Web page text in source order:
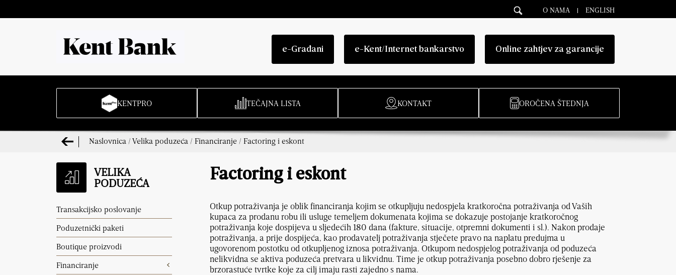
O NAMA ENGLISH
e-Građani e-Kent/Internet bankarstvo Online zahtjev za garancije
KENTPRO TEČAJNA LISTA KONTAKT OROČENA ŠTEDNJA
Naslovnica / Velika poduzeća / Financiranje / Factoring i eskont
VELIKA
PODUZEĆA
Transakcijsko poslovanje
Poduzetnički paketi
Boutique proizvodi
Financiranje
Factoring i eskont
Otkup potraživanja je oblik financiranja kojim se otkupljuju nedospjela kratkoročna potraživanja od Vaših
kupaca za prodanu robu ili usluge temeljem dokumenata kojima se dokazuje postojanje kratkoročnog
potraživanja koje dospijeva u sljedećih 180 dana (fakture, situacije, otpremni dokumenti i sl.). Nakon prodaje
potraživanja, a prije dospijeća, kao prodavatelj potraživanja stječete pravo na naplatu predujma u
ugovorenom postotku od otkupljenog iznosa potraživanja. Otkupom nedospjelog potraživanja od poduzeća
nelikvidna se aktiva poduzeća pretvara u likvidnu. Time je otkup potraživanja posebno dobro rješenje za
brzorastuće tvrtke koje za cilj imaju rasti zajedno s nama.